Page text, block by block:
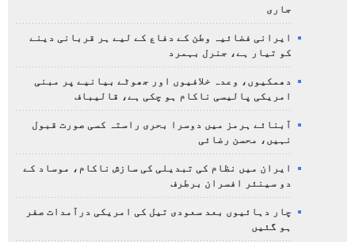
جاری
ایرانی فضائیہ وطن کے دفاع کے لیے ہر قربانی دینے
کو تیار ہے، جنرل بہمرد
دھمکیوں، وعدہ خلافیوں اور جھوٹے بیانیے پر مبنی
امریکی پالیسی ناکام ہو چکی ہے، قالیباف
آبنائے ہرمز میں دوسرا بحری راستہ کسی صورت قبول
نہیں، محسن رضائی
ایران میں نظام کی تبدیلی کی سازش ناکام، موساد کے
دو سینئر افسران برطرف
چار دہائیوں بعد سعودی تیل کی امریکی درآمدات صفر
ہو گئیں